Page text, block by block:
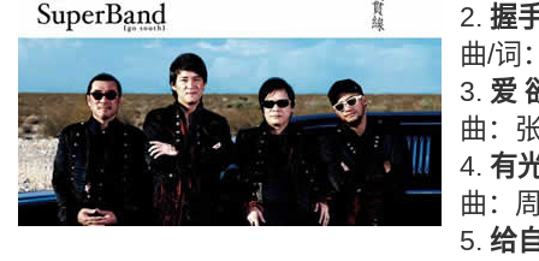
握
曲/词
爱
曲：
有
曲：
给